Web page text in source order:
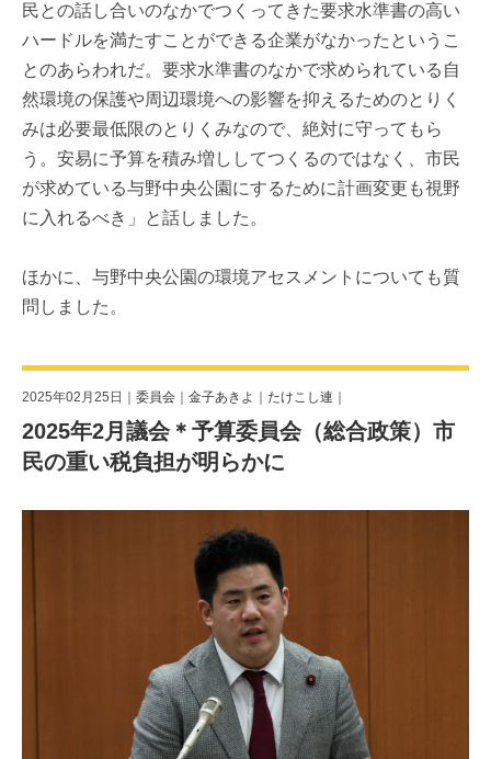
民との話し合いのなかでつくってきた要求水準書の高い
ハードルを満たすことができる企業がなかったというこ
とのあらわれだ。要求水準書のなかで求められている自
然環境の保護や周辺環境への影響を抑えるためのとりく
みは必要最低限のとりくみなので、絶対に守ってもら
う。安易に予算を積み増ししてつくるのではなく、市民
が求めている与野中央公園にするために計画変更も視野
に入れるべき」と話しました。
ほかに、与野中央公園の環境アセスメントについても質
問しました。
2025年02月25日｜ 委員会 金子あきよ たけこし連
2025年2月議会＊予算委員会（総合政策）市
民の重い税負担が明らかに